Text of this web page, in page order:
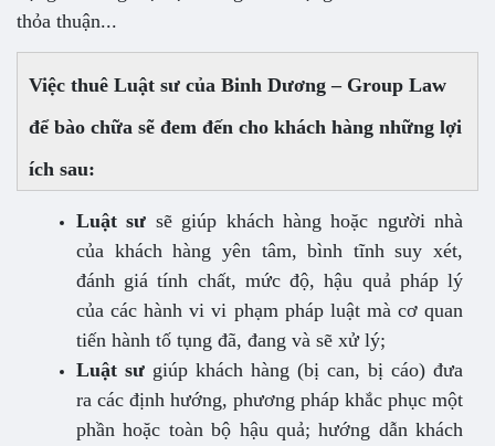
thỏa thuận...
Việc thuê Luật sư của Binh Dương – Group Law
để bào chữa sẽ đem đến cho khách hàng những lợi
ích sau:
Luật sư sẽ giúp khách hàng hoặc người nhà
của khách hàng yên tâm, bình tĩnh suy xét,
đánh giá tính chất, mức độ, hậu quả pháp lý
của các hành vi vi phạm pháp luật mà cơ quan
tiến hành tố tụng đã, đang và sẽ xử lý;
Luật sư giúp khách hàng (bị can, bị cáo) đưa
ra các định hướng, phương pháp khắc phục một
phần hoặc toàn bộ hậu quả; hướng dẫn khách